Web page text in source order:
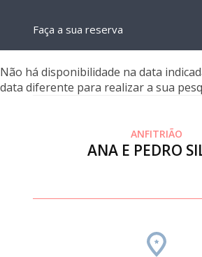
Faça a sua reserva
Não há disponibilidade na data
data diferente para realizar a sua
ANFITRIÃO
ANA E PEDRO